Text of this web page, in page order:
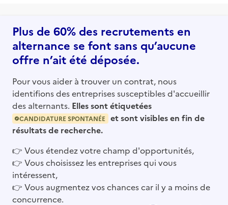
Plus de 60% des recrutements en
alternance se font sans qu’aucune
offre n’ait été déposée.
Pour vous aider à trouver un contrat, nous
identifions des entreprises susceptibles d'accueillir
des alternants. Elles sont étiquetées
CANDIDATURE SPONTANÉE
et sont visibles en fin de
résultats de recherche.
👉 Vous étendez votre champ d'opportunités,
👉 Vous choisissez les entreprises qui vous
intéressent,
👉 Vous augmentez vos chances car il y a moins de
concurrence.